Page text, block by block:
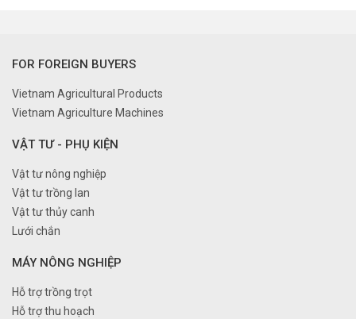
FOR FOREIGN BUYERS
Vietnam Agricultural Products
Vietnam Agriculture Machines
VẬT TƯ - PHỤ KIỆN
Vật tư nông nghiệp
Vật tư trồng lan
Vật tư thủy canh
Lưới chắn
MÁY NÔNG NGHIỆP
Hỗ trợ trồng trọt
Hỗ trợ thu hoạch